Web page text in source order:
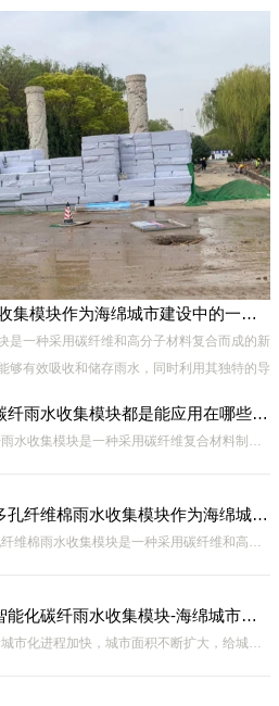
乌拉特后旗多孔纤维棉雨水收集模块作为海绵城市建设中的一种创新材料
是一种采用碳纤维和高分子材料复合而成的新
够有效吸收和储存雨水，同时利用其独特的导
乌拉特后旗碳纤雨水收集模块都是能应用在哪些方面？
乌拉特后旗碳纤雨水收集模块是一种采用碳纤维复合材料制成的雨水收集装置，具有*、环保、可持续等诸多优点。这种模块的设计独特，结构轻巧且强度高，耐腐蚀，能够在各种环境条件下稳定运行。其广泛的应用领域不仅体现在城市规
乌拉特后旗多孔纤维棉雨水收集模块作为海绵城市建设中的一种创新材料
乌拉特后旗多孔纤维棉雨水收集模块是一种采用碳纤维和高分子材料复合而成的新型材料。它拥有高度多孔的结构，能够有效吸收和储存雨水，同时利用其独特的导流设计，将雨水迅速排出，有效防止城市内涝的发生。此外，该材料还具有
乌拉特后旗智能化碳纤雨水收集模块-海绵城市排水蓄水系统的优选项
乌拉特后旗随着城市化进程加快，城市面积不断扩大，给城市带来的问题也随之增加。其中之一就是水资源的短缺。雨水收集是一种解决城市水资源短缺的有效途径。在雨水收集技术中，智能化碳纤雨水收集模块的出现，为解决城市水资源